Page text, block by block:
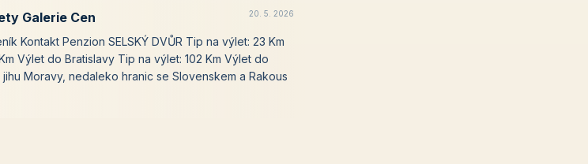
Galerie Cen 20. 5. 2026
Kontakt Penzion SELSKÝ DVŮR Tip na výlet: 23 Km
Výlet do Bratislavy Tip na výlet: 102 Km Výlet do
Moravy, nedaleko hranic se Slovenskem a Rakous